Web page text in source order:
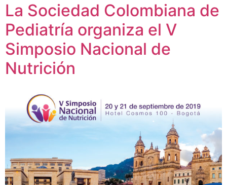
La Sociedad Colombiana de
Pediatría organiza el V
Simposio Nacional de
Nutrición